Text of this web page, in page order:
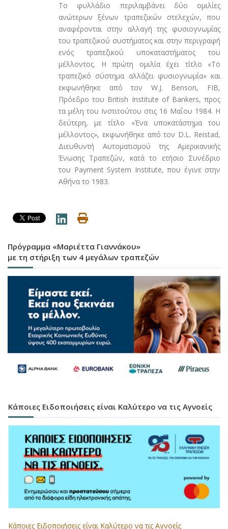
Το φυλλάδιο περιλαμβάνει δύο ομιλίες
ανώτερων ξένων τραπεζικών στελεχών, που
αναφέρονται στην αλλαγή της φυσιογνωμίας
του τραπεζικού συστήματος και στην περιγραφή
ενός τραπεζικού υποκαταστήματος του
μέλλοντος. Η πρώτη ομιλία έχει τίτλο «Το
τραπεζικό σύστημα αλλάζει φυσιογνωμία» και
εκφωνήθηκε από τον W.J. Benson, FIB,
Πρόεδρο του British Institute of Bankers, προς
τα μέλη του Ινστιτούτου στις 16 Μαΐου 1984. Η
δεύτερη, με τίτλο «Ένα υποκατάστημα του
μέλλοντος», εκφωνήθηκε από τον D.L. Reistad,
Διευθυντή Αυτοματισμού της Αμερικανικής
Ένωσης Τραπεζών, κατά το ετήσιο Συνέδριο
του Payment System Institute, που έγινε στην
Αθήνα το 1983.
Πρόγραμμα «Μαριέττα Γιαννάκου»
με τη στήριξη των 4 μεγάλων τραπεζών
Κάποιες Ειδοποιήσεις είναι Καλύτερο να τις Αγνοείς
Κάποιες Ειδοποιήσεις είναι Καλύτερο να τις Αγνοείς